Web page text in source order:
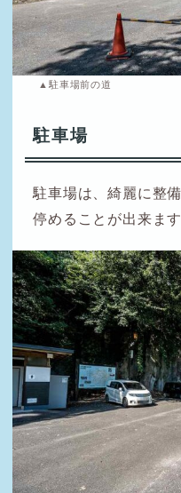
▲駐車場前の道
駐車場
駐車場は、綺麗に整
停めることが出来ます